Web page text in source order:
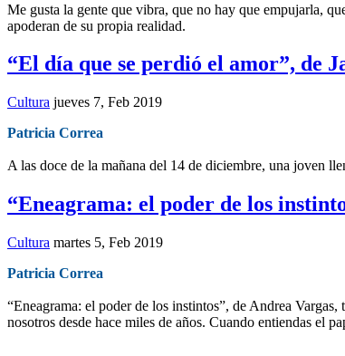
Me gusta la gente que vibra, que no hay que empujarla,
apoderan de su propia realidad.
“El día que se perdió el amor”, de
Cultura jueves 7, Feb 2019
Patricia Correa
A las doce de la mañana del 14 de diciembre, una joven
“Eneagrama: el poder de los
Cultura martes 5, Feb 2019
Patricia Correa
“Eneagrama: el poder de los instintos”, de Andrea
nosotros desde hace miles de años. Cuando entiendas el